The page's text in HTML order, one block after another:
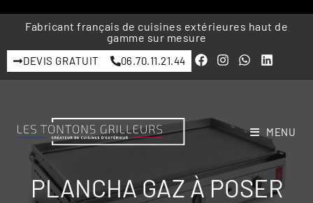
Fabricant français de cuisines extérieures haut de
gamme sur mesure
DEVIS GRATUIT 06.70.11.21.44
MENU
PLANCHA GAZ À POSER